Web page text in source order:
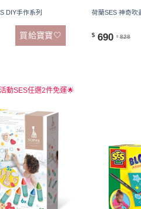
DIY手作系列
買給寶寶🤍
荷蘭SES 神奇吹
$ 690 $ 828
動SES任選2件免運🌟